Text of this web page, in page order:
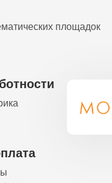
площадок